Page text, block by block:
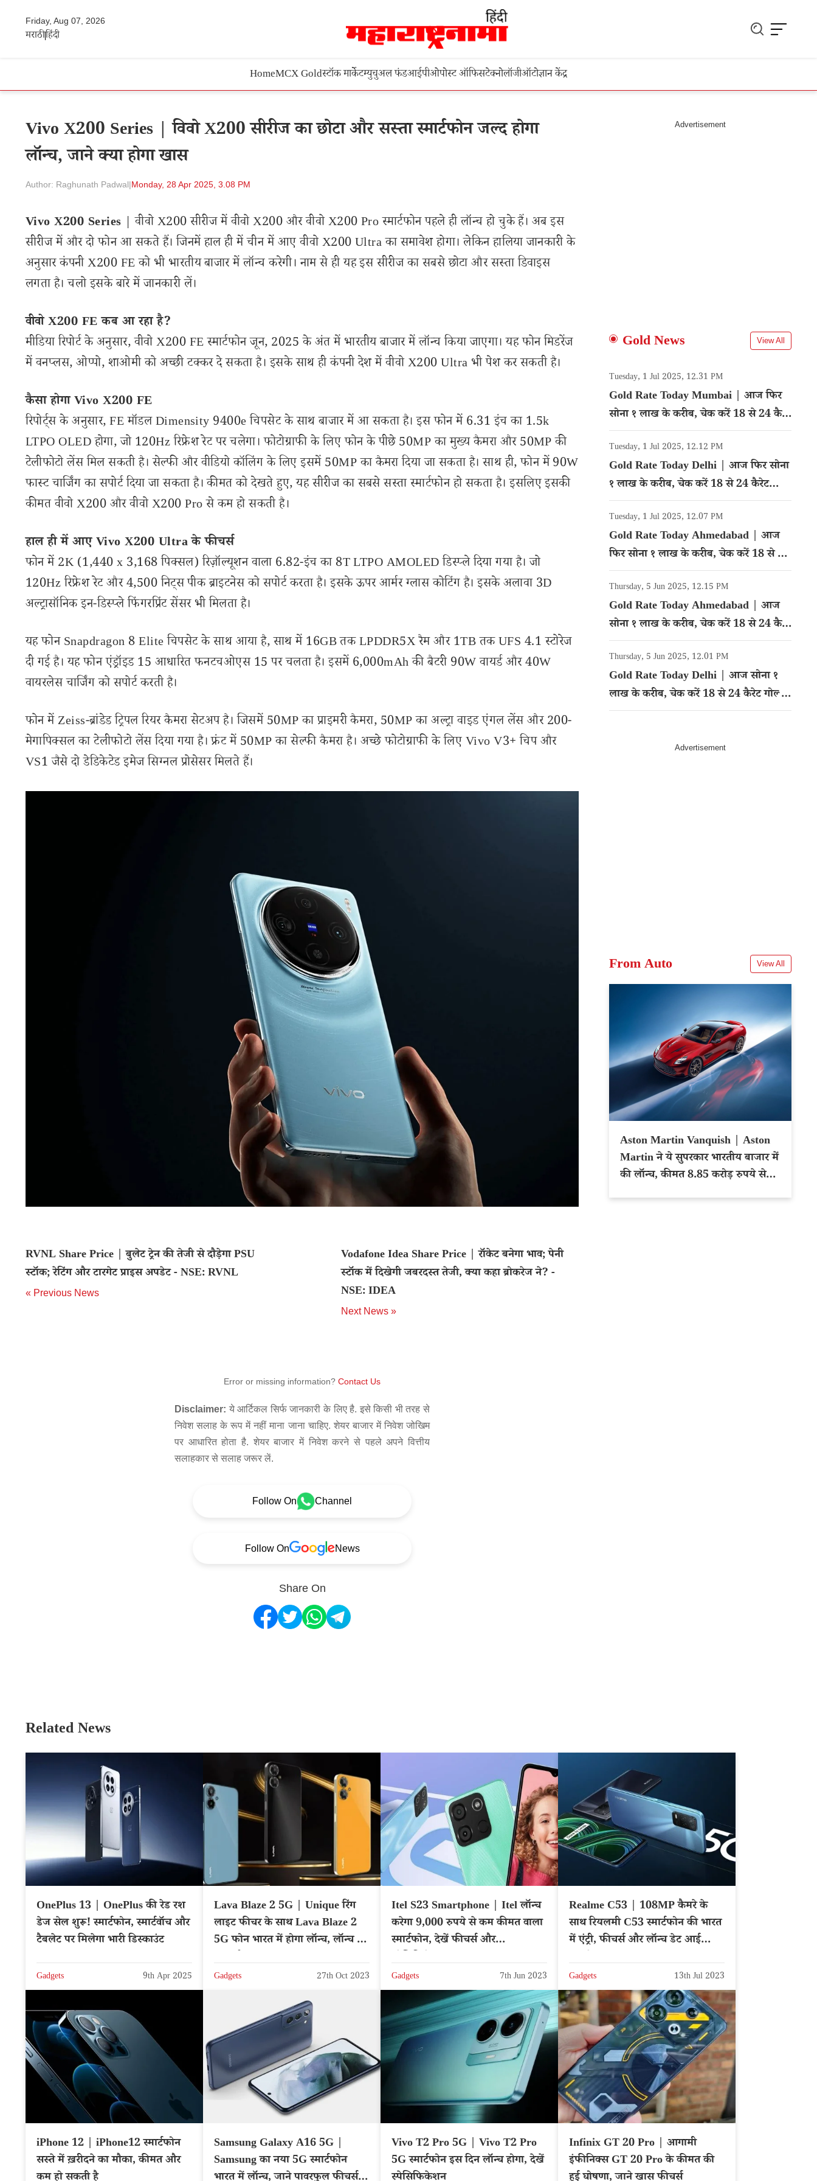
Friday, Aug 07, 2026
मराठीहिंदी
HomeMCX Goldस्टॉक मार्केटम्युचुअल फंडआईपीओपोस्ट ऑफिसटेक्नोलॉजीऑटोज्ञान केंद्र
Vivo X200 Series | विवो X200 सीरीज का छोटा और सस्ता स्मार्टफोन जल्द होगा
लॉन्च, जाने क्या होगा खास
Author: Raghunath Padwal|Monday, 28 Apr 2025, 3.08 PM
Vivo X200 Series | वीवो X200 सीरीज में वीवो X200 और वीवो X200 Pro स्मार्टफोन पहले ही लॉन्च हो चुके हैं। अब इस
सीरीज में और दो फोन आ सकते हैं। जिनमें हाल ही में चीन में आए वीवो X200 Ultra का समावेश होगा। लेकिन हालिया जानकारी के
अनुसार कंपनी X200 FE को भी भारतीय बाजार में लॉन्च करेगी। नाम से ही यह इस सीरीज का सबसे छोटा और सस्ता डिवाइस
लगता है। चलो इसके बारे में जानकारी लें।
वीवो X200 FE कब आ रहा है?
मीडिया रिपोर्ट के अनुसार, वीवो X200 FE स्मार्टफोन जून, 2025 के अंत में भारतीय बाजार में लॉन्च किया जाएगा। यह फोन मिडरेंज
में वनप्लस, ओप्पो, शाओमी को अच्छी टक्कर दे सकता है। इसके साथ ही कंपनी देश में वीवो X200 Ultra भी पेश कर सकती है।
कैसा होगा Vivo X200 FE
रिपोर्ट्स के अनुसार, FE मॉडल Dimensity 9400e चिपसेट के साथ बाजार में आ सकता है। इस फोन में 6.31 इंच का 1.5k
LTPO OLED होगा, जो 120Hz रिफ्रेश रेट पर चलेगा। फोटोग्राफी के लिए फोन के पीछे 50MP का मुख्य कैमरा और 50MP की
टेलीफोटो लेंस मिल सकती है। सेल्फी और वीडियो कॉलिंग के लिए इसमें 50MP का कैमरा दिया जा सकता है। साथ ही, फोन में 90W
फास्ट चार्जिंग का सपोर्ट दिया जा सकता है। कीमत को देखते हुए, यह सीरीज का सबसे सस्ता स्मार्टफोन हो सकता है। इसलिए इसकी
कीमत वीवो X200 और वीवो X200 Pro से कम हो सकती है।
हाल ही में आए Vivo X200 Ultra के फीचर्स
फोन में 2K (1,440 x 3,168 पिक्सल) रिज़ॉल्यूशन वाला 6.82-इंच का 8T LTPO AMOLED डिस्प्ले दिया गया है। जो
120Hz रिफ्रेश रेट और 4,500 निट्स पीक ब्राइटनेस को सपोर्ट करता है। इसके ऊपर आर्मर ग्लास कोटिंग है। इसके अलावा 3D
अल्ट्रासॉनिक इन-डिस्प्ले फिंगरप्रिंट सेंसर भी मिलता है।
यह फोन Snapdragon 8 Elite चिपसेट के साथ आया है, साथ में 16GB तक LPDDR5X रैम और 1TB तक UFS 4.1 स्टोरेज
दी गई है। यह फोन एंड्रॉइड 15 आधारित फनटचओएस 15 पर चलता है। इसमें 6,000mAh की बैटरी 90W वायर्ड और 40W
वायरलेस चार्जिंग को सपोर्ट करती है।
फोन में Zeiss-ब्रांडेड ट्रिपल रियर कैमरा सेटअप है। जिसमें 50MP का प्राइमरी कैमरा, 50MP का अल्ट्रा वाइड एंगल लेंस और 200-
मेगापिक्सल का टेलीफोटो लेंस दिया गया है। फ्रंट में 50MP का सेल्फी कैमरा है। अच्छे फोटोग्राफी के लिए Vivo V3+ चिप और
VS1 जैसे दो डेडिकेटेड इमेज सिग्नल प्रोसेसर मिलते हैं।
RVNL Share Price | बुलेट ट्रेन की तेजी से दौड़ेगा PSU
स्टॉक; रेटिंग और टारगेट प्राइस अपडेट - NSE: RVNL
« Previous News
Vodafone Idea Share Price | रॉकेट बनेगा भाव; पेनी
स्टॉक में दिखेगी जबरदस्त तेजी, क्या कहा ब्रोकरेज ने? -
NSE: IDEA
Next News »
Error or missing information? Contact Us
Disclaimer: ये आर्टिकल सिर्फ जानकारी के लिए है. इसे किसी भी तरह से
निवेश सलाह के रूप में नहीं माना जाना चाहिए. शेयर बाजार में निवेश जोखिम
पर आधारित होता है. शेयर बाजार में निवेश करने से पहले अपने वित्तीय
सलाहकार से सलाह जरूर लें.
Follow On Channel
Follow On News
Share On
Gold News View All
Tuesday, 1 Jul 2025, 12.31 PM
Gold Rate Today Mumbai | आज फिर
सोना १ लाख के करीब, चेक करें 18 से 24 कैरेट
गोल्ड का रेट
Tuesday, 1 Jul 2025, 12.12 PM
Gold Rate Today Delhi | आज फिर सोना
१ लाख के करीब, चेक करें 18 से 24 कैरेट
गोल्ड का रेट
Tuesday, 1 Jul 2025, 12.07 PM
Gold Rate Today Ahmedabad | आज
फिर सोना १ लाख के करीब, चेक करें 18 से 24
कैरेट गोल्ड का रेट
Thursday, 5 Jun 2025, 12.15 PM
Gold Rate Today Ahmedabad | आज
सोना १ लाख के करीब, चेक करें 18 से 24 कैरेट
गोल्ड का रेट
Thursday, 5 Jun 2025, 12.01 PM
Gold Rate Today Delhi | आज सोना १
लाख के करीब, चेक करें 18 से 24 कैरेट गोल्ड
का रेट
From Auto View All
Aston Martin Vanquish | Aston
Martin ने ये सुपरकार भारतीय बाजार में
की लॉन्च, कीमत 8.85 करोड़ रुपये से
Related News
OnePlus 13 | OnePlus की रेड रश
डेज सेल शुरू! स्मार्टफोन, स्मार्टवॉच और
टैबलेट पर मिलेगा भारी डिस्काउंट
Gadgets 9th Apr 2025
Lava Blaze 2 5G | Unique रिंग
लाइट फीचर के साथ Lava Blaze 2
5G फोन भारत में होगा लॉन्च, लॉन्च डेट
Gadgets 27th Oct 2023
Itel S23 Smartphone | Itel लॉन्च
करेगा 9,000 रुपये से कम कीमत वाला
स्मार्टफोन, देखें फीचर्स और
Gadgets 7th Jun 2023
Realme C53 | 108MP कैमरे के
साथ रियलमी C53 स्मार्टफोन की भारत
में एंट्री, फीचर्स और लॉन्च डेट आई
Gadgets 13th Jul 2023
iPhone 12 | iPhone12 स्मार्टफोन
सस्ते में ख़रीदने का मौका, कीमत और
Samsung Galaxy A16 5G |
Samsung का नया 5G स्मार्टफोन
Vivo T2 Pro 5G | Vivo T2 Pro
5G स्मार्टफोन इस दिन लॉन्च होगा, देखें
Infinix GT 20 Pro | आगामी
इंफीनिक्स GT 20 Pro के कीमत की